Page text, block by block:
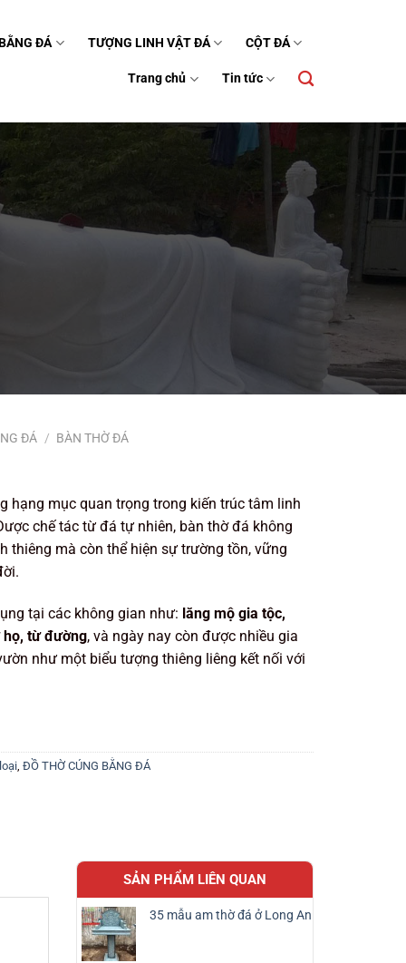
ĐÁ TƯỢNG LINH VẬT ĐÁ CỘT ĐÁ
Trang chủ Tin tức
ĐÁ / BÀN THỜ ĐÁ
hạng mục quan trọng trong kiến trúc tâm linh
chế tác từ đá tự nhiên, bàn thờ đá không
thiêng mà còn thể hiện sự trường tồn, vững
tại các không gian như: lăng mộ gia tộc,
họ, từ đường, và ngày nay còn được nhiều gia
như một biểu tượng thiêng liêng kết nối với
, ĐỒ THỜ CÚNG BẰNG ĐÁ
SẢN PHẨM LIÊN QUAN
35 mẫu am thờ đá ở Long An